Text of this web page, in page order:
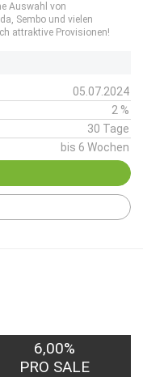
Auswahl von
Sembo und vielen
attraktive Provisionen!
05.07.2024
2 %
30 Tage
bis 6 Wochen
6,00%
PRO SALE